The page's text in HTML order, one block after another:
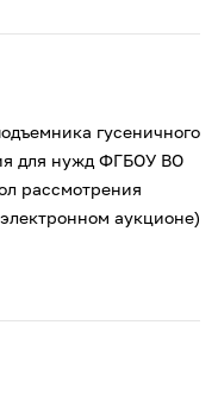
гусеничного
для нужд ФГБОУ ВО
рассмотрения
аукционе)